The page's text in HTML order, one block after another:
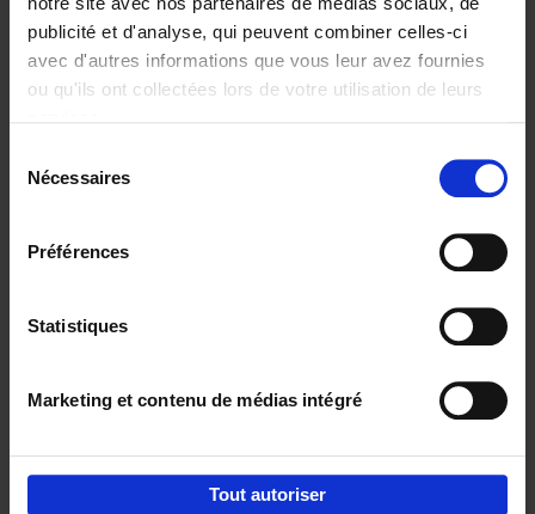
publicité et d'analyse, qui peuvent combiner celles-ci
avec d'autres informations que vous leur avez fournies
ou qu'ils ont collectées lors de votre utilisation de leurs
Nécessaires
Préférences
Statistiques
Marketing et contenu de médias intégré
Tout autoriser
€29,99
Digital marketing like a PRO -
completely revised edition (EN)